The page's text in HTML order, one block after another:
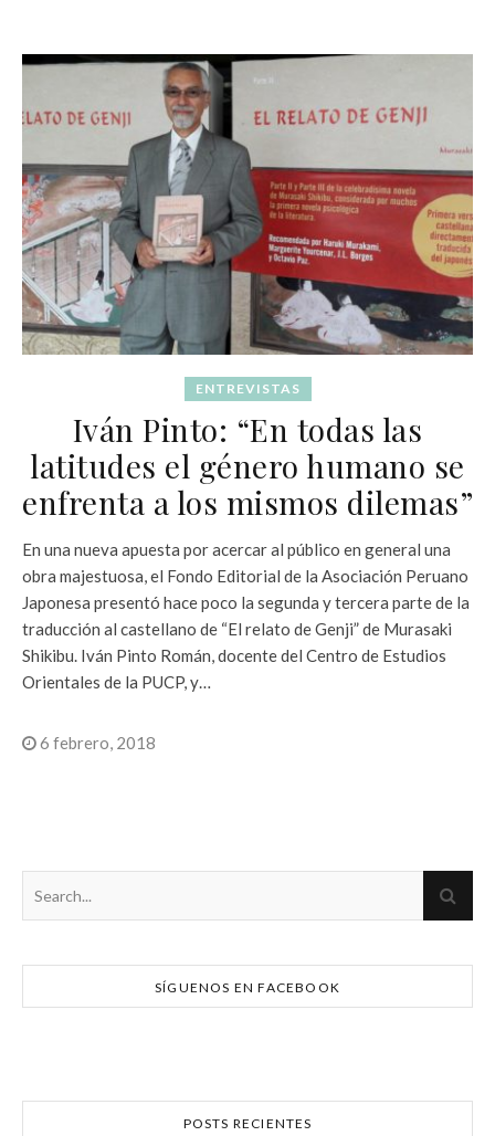
ENTREVISTAS
Iván Pinto: “En todas las
latitudes el género humano se
enfrenta a los mismos dilemas”
En una nueva apuesta por acercar al público en general una
obra majestuosa, el Fondo Editorial de la Asociación Peruano
Japonesa presentó hace poco la segunda y tercera parte de la
traducción al castellano de “El relato de Genji” de Murasaki
Shikibu. Iván Pinto Román, docente del Centro de Estudios
Orientales de la PUCP, y…
6 febrero, 2018
SÍGUENOS EN FACEBOOK
POSTS RECIENTES